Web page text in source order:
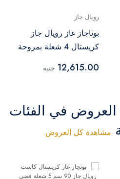
رويال جاز
بوتاجاز غاز رويال جاز
كريستال 4 شعلة بمروحة
2010327
12,615.00 جنيه
في الفئات
مشاهدة كل العروض